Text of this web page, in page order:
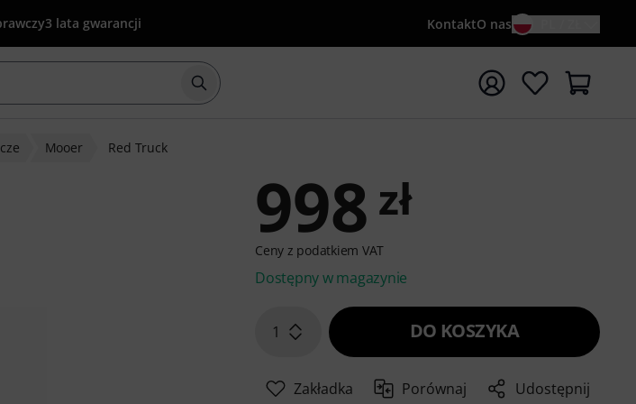
3 lata gwarancji KontaktO nas
Rozpocznij wyszukiwanie od słowa kluczowego {searchTerm}
Mooer Red Truck
998 zł
Ceny z podatkiem VAT
Dostępny w magazynie
1 DO KOSZYKA
Zakładka Porównaj Udostępnij